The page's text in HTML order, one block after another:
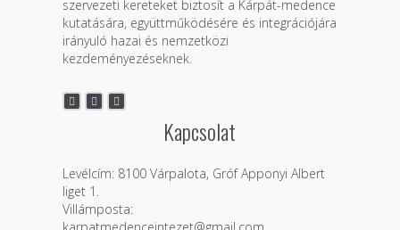
szervezeti kereteket biztosít a Kárpát-medence
kutatására, együttműködésére és integrációjára
irányuló hazai és nemzetközi
kezdeményezéseknek.
Kapcsolat
Levélcím: 8100 Várpalota, Gróf Apponyi Albert
liget 1.
Villámposta: